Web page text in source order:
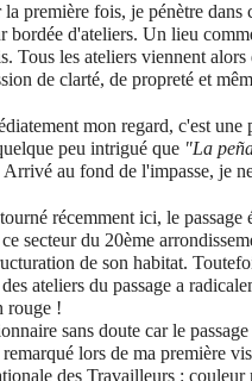
première fois, je pénètre dans
bordée d'ateliers. Un lieu
Tous les ateliers viennent
de clarté, de propreté et
mon regard, c'est
peu intrigué que "La
Arrivé au fond de l'impasse, je
récemment ici, le
secteur du 20ème
de son habitat.
ateliers du passage a
rouge !
sans doute car le
remarqué lors de ma première
des Travailleurs : couleur